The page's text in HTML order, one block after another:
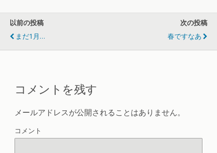
以前の投稿
まだ1月…
次の投稿
春ですなあ
コメントを残す
メールアドレスが公開されることはありません。
コメント